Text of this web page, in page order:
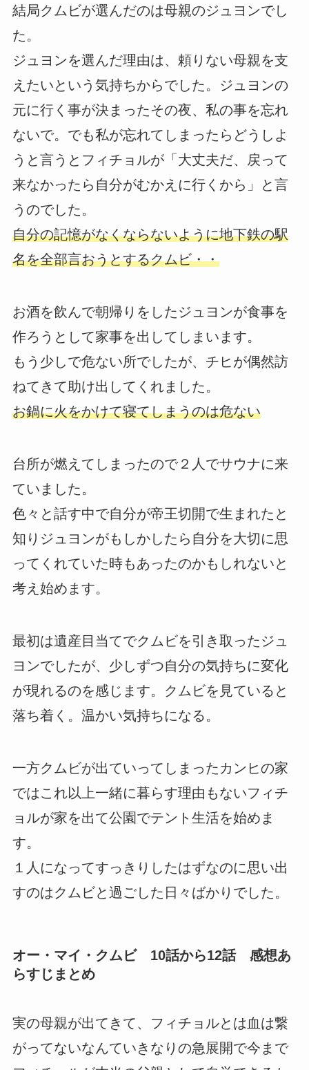
結局クムビが選んだのは母親のジュヨンでし
た。
ジュヨンを選んだ理由は、頼りない母親を支
えたいという気持ちからでした。ジュヨンの
元に行く事が決まったその夜、私の事を忘れ
ないで。でも私が忘れてしまったらどうしよ
うと言うとフィチョルが「大丈夫だ、戻って
来なかったら自分がむかえに行くから」と言
うのでした。
自分の記憶がなくならないように地下鉄の駅
名を全部言おうとするクムビ・・
お酒を飲んで朝帰りをしたジュヨンが食事を
作ろうとして家事を出してしまいます。
もう少しで危ない所でしたが、チヒが偶然訪
ねてきて助け出してくれました。
お鍋に火をかけて寝てしまうのは危ない
台所が燃えてしまったので２人でサウナに来
ていました。
色々と話す中で自分が帝王切開で生まれたと
知りジュヨンがもしかしたら自分を大切に思
ってくれていた時もあったのかもしれないと
考え始めます。
最初は遺産目当てでクムビを引き取ったジュ
ヨンでしたが、少しずつ自分の気持ちに変化
が現れるのを感じます。クムビを見ていると
落ち着く。温かい気持ちになる。
一方クムビが出ていってしまったカンヒの家
ではこれ以上一緒に暮らす理由もないフィチ
ョルが家を出て公園でテント生活を始めま
す。
１人になってすっきりしたはずなのに思い出
すのはクムビと過ごした日々ばかりでした。
オー・マイ・クムビ 10話から12話 感想あ
らすじまとめ
実の母親が出てきて、フィチョルとは血は繋
がってないなんていきなりの急展開で今まで